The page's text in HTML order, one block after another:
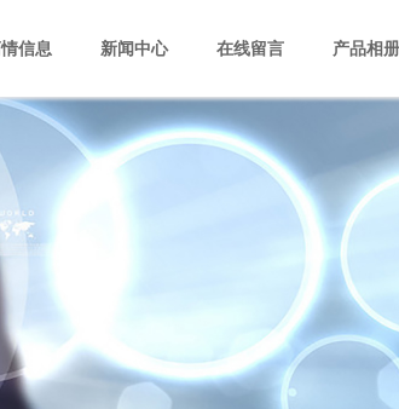
信息 新闻中心 在线留言 产品相册